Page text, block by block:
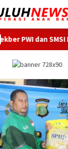
Pandeglang